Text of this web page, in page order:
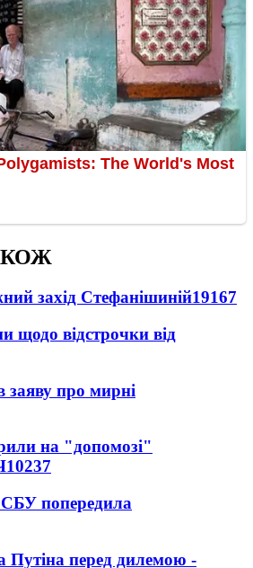
захід Стефанішиній19167
щодо відстрочки від
заяву про мирні
на "допомозі"
10237
попередила
Путіна перед дилемою -